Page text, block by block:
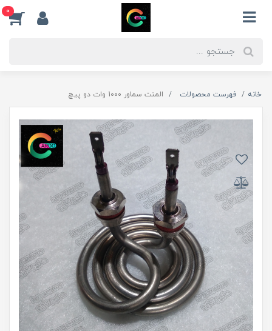
0
خانه فهرست محصولات المنت سماور 1000 وات دو پیچ